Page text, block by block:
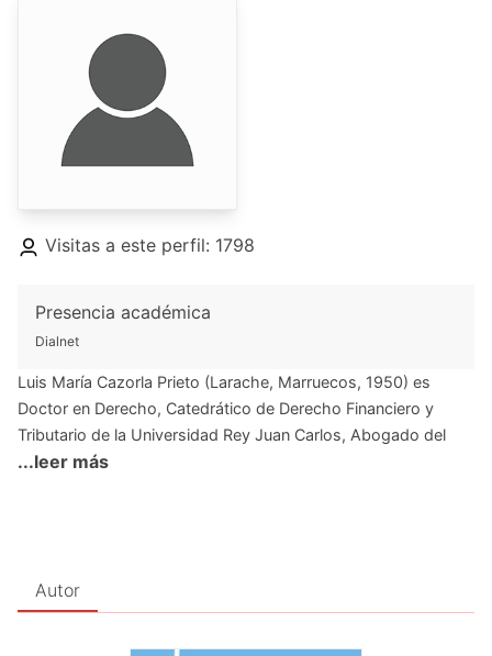
Visitas a este perfil: 1798
Presencia académica
Dialnet
Luis María Cazorla Prieto (Larache, Marruecos, 1950) es
Doctor en Derecho, Catedrático de Derecho Financiero y
Tributario de la Universidad Rey Juan Carlos, Abogado del
Estado, Letrado de las Cortes Generales e Inspector de
...leer más
Autor